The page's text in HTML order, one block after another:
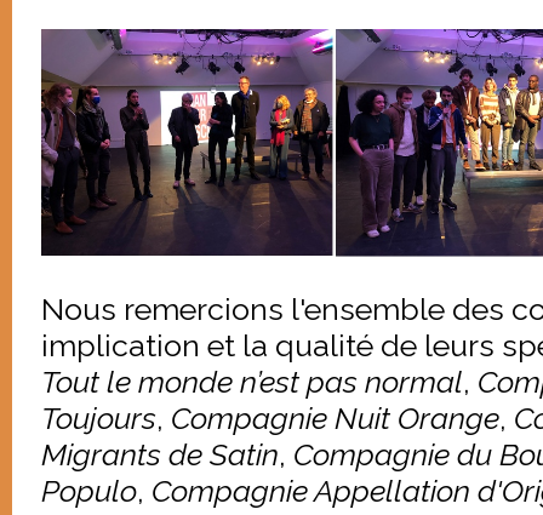
Nous remercions l'ensemble des
implication et la qualité de leurs
Tout le monde n’est pas normal,
Toujours, Compagnie Nuit Orange,
Migrants de Satin, Compagnie du
Populo, Compagnie Appellation